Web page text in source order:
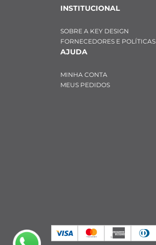
INSTITUCIONAL
SOBRE A KEY DESIGN
FORNECEDORES E POLÍTICAS
AJUDA
MINHA CONTA
MEUS PEDIDOS